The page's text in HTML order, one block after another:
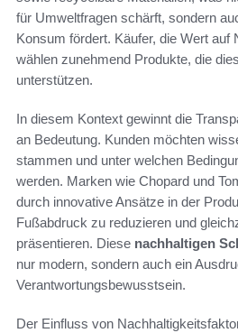
für Umweltfragen schärft, sondern
Konsum fördert. Käufer, die Wert auf
wählen zunehmend Produkte, die
unterstützen.
In diesem Kontext gewinnt die
an Bedeutung. Kunden möchten
stammen und unter welchen
werden. Marken wie Chopard und
durch innovative Ansätze in der
Fußabdruck zu reduzieren und
präsentieren. Diese nachhaltigen
nur modern, sondern auch ein
Verantwortungsbewusstsein.
Der Einfluss von